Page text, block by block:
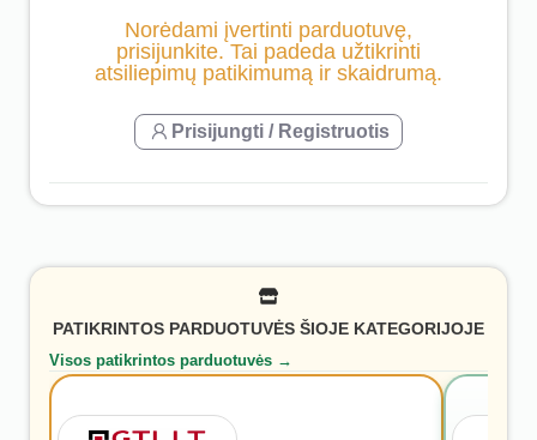
Norėdami įvertinti parduotuvę,
prisijunkite. Tai padeda užtikrinti
atsiliepimų patikimumą ir skaidrumą.
Prisijungti / Registruotis
PATIKRINTOS PARDUOTUVĖS ŠIOJE KATEGORIJOJE
Visos patikrintos parduotuvės →